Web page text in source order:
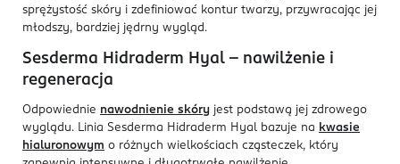
sprężystość skóry i zdefiniować kontur twarzy, przywracając jej
młodszy, bardziej jędrny wygląd.
Sesderma Hidraderm Hyal – nawilżenie i
regeneracja
Odpowiednie nawodnienie skóry jest podstawą jej zdrowego
wyglądu. Linia Sesderma Hidraderm Hyal bazuje na kwasie
hialuronowym o różnych wielkościach cząsteczek, który